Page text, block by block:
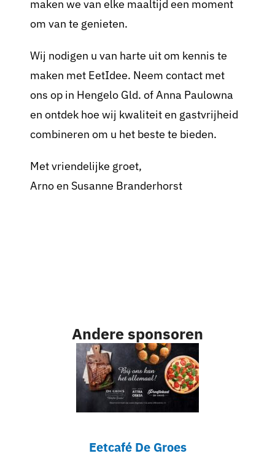
maken we van elke maaltijd een moment
om van te genieten.
Wij nodigen u van harte uit om kennis te
maken met EetIdee. Neem contact met
ons op in Hengelo Gld. of Anna Paulowna
en ontdek hoe wij kwaliteit en gastvrijheid
combineren om u het beste te bieden.
Met vriendelijke groet,
Arno en Susanne Branderhorst
Andere sponsoren
Eetcafé De Groes